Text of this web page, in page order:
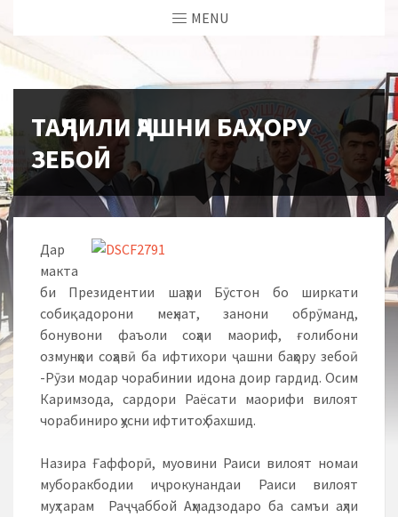
MENU
ТАҶЛИЛИ ҶАШНИ БАҲОРУ
ЗЕБОӢ
Дар
макта
би Президентии шаҳри Бӯстон бо ширкати
собиқадорони меҳнат, занони обрӯманд,
бонувони фаъоли соҳаи маориф, ғолибони
озмунҳои соҳавӣ ба ифтихори ҷашни баҳору зебоӣ
-Рӯзи модар чорабинии идона доир гардид. Осим
Каримзода, сардори Раёсати маорифи вилоят
чорабиниро ҳусни ифтитоҳ бахшид.
Назира Ғаффорӣ, муовини Раиси вилоят номаи
муборакбодии иҷрокунандаи Раиси вилоят
муҳтарам Раҷҷаббой Аҳмадзодаро ба самъи аҳли